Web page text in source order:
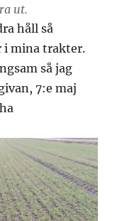
ut.
håll så
i mina trakter.
så jag
7:e maj